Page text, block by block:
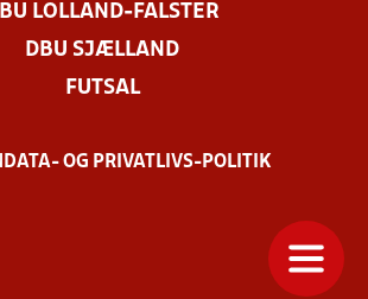
LOLLAND-FALSTER
DBU SJÆLLAND
FUTSAL
OG PRIVATLIVS-POLITIK